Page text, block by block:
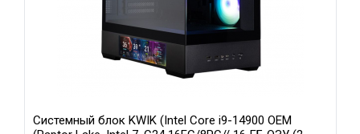
Системный блок KWIK (Intel Core i9-14900 OEM